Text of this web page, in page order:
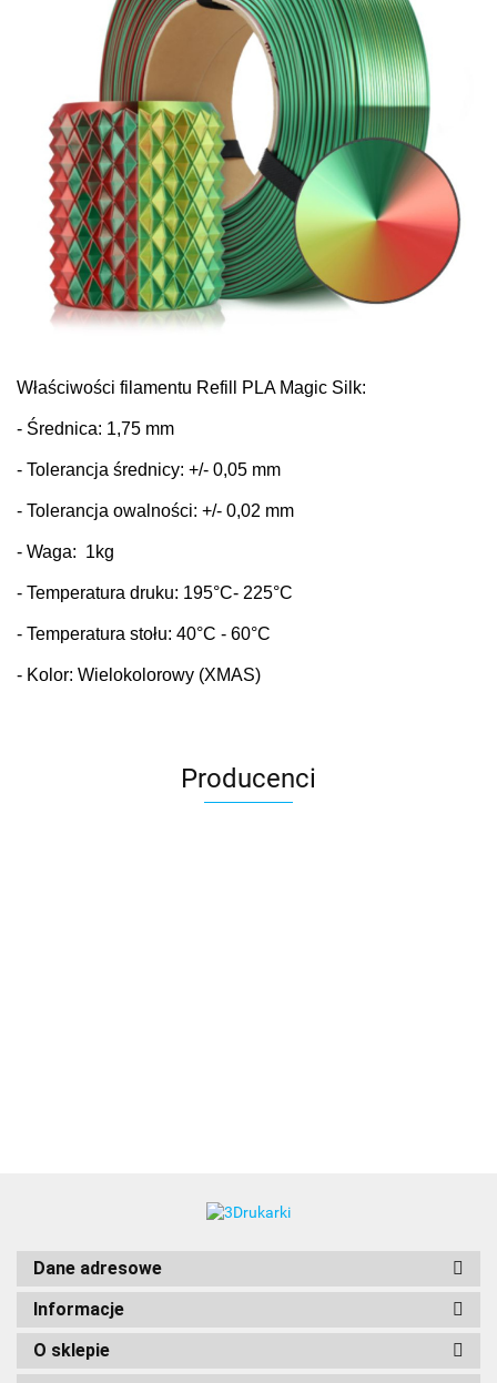
Właściwości filamentu Refill PLA Magic Silk:
- Średnica: 1,75 mm
- Tolerancja średnicy: +/- 0,05 mm
- Tolerancja owalności: +/- 0,02 mm
- Waga: 1kg
- Temperatura druku: 195°C- 225°C
- Temperatura stołu: 40°C - 60°C
- Kolor: Wielokolorowy (XMAS)
Producenci
Dane adresowe
Informacje
O sklepie